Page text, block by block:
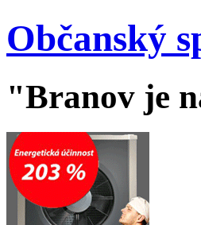
Občanský
"Branov je